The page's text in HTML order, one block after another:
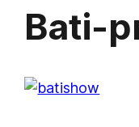
Bati-